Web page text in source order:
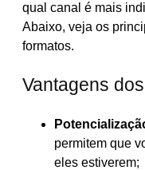
qual canal é mais
Abaixo, veja os
formatos.
Vantagens
permitem que
eles estiverem;